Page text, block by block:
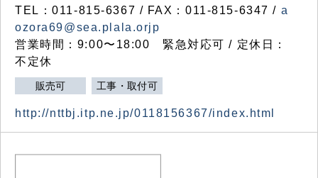
TEL：011-815-6367 / FAX：011-815-6347 / a
ozora69@sea.plala.orjp
営業時間：9:00〜18:00 緊急対応可 / 定休日：
不定休
販売可 工事・取付可
http://nttbj.itp.ne.jp/0118156367/index.html